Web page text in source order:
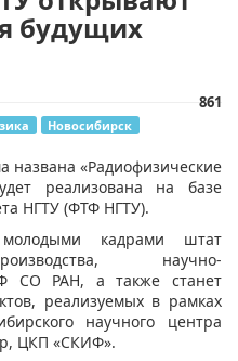
будущих
861
Новосибирск
названа «Радиофизические
реализована на базе
НГТУ (ФТФ НГТУ).
кадрами штат
научно-
СО РАН, а также станет
реализуемых в рамках
научного центра
ЦКП «СКИФ».